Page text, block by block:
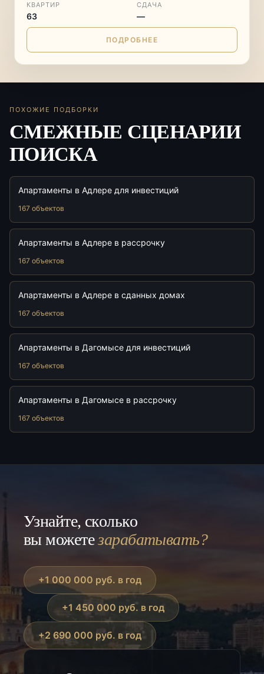
КВАРТИР
63
СДАЧА
—
ПОДРОБНЕЕ
ПОХОЖИЕ ПОДБОРКИ
СМЕЖНЫЕ СЦЕНАРИИ
ПОИСКА
Апартаменты в Адлере для инвестиций
167 объектов
Апартаменты в Адлере в рассрочку
167 объектов
Апартаменты в Адлере в сданных домах
167 объектов
Апартаменты в Дагомысе для инвестиций
167 объектов
Апартаменты в Дагомысе в рассрочку
167 объектов
Узнайте, сколько
вы можетезарабатывать?
+1 000 000 руб. в год
+1 450 000 руб. в год
+2 690 000 руб. в год